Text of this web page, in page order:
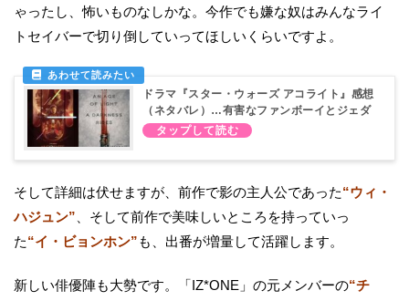
ゃったし、怖いものなしかな。今作でも嫌な奴はみんなライ
トセイバーで切り倒していってほしいくらいですよ。
ドラマ『スター・ウォーズ アコライト』感想
（ネタバレ）…有害なファンボーイとジェダ
イ
そして詳細は伏せますが、前作で影の主人公であった“ウィ・
ハジュン”、そして前作で美味しいところを持っていっ
た“イ・ビョンホン”も、出番が増量して活躍します。
新しい俳優陣も大勢です。「IZ*ONE」の元メンバーの“チ